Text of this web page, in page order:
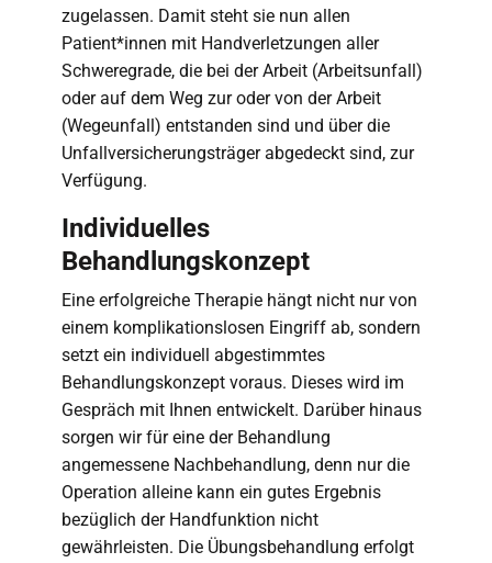
zugelassen. Damit steht sie nun allen
Patient*innen mit Handverletzungen aller
Schweregrade, die bei der Arbeit (Arbeitsunfall)
oder auf dem Weg zur oder von der Arbeit
(Wegeunfall) entstanden sind und über die
Unfallversicherungsträger abgedeckt sind, zur
Verfügung.
Individuelles
Behandlungskonzept
Eine erfolgreiche Therapie hängt nicht nur von
einem komplikationslosen Eingriff ab, sondern
setzt ein individuell abgestimmtes
Behandlungskonzept voraus. Dieses wird im
Gespräch mit Ihnen entwickelt. Darüber hinaus
sorgen wir für eine der Behandlung
angemessene Nachbehandlung, denn nur die
Operation alleine kann ein gutes Ergebnis
bezüglich der Handfunktion nicht
gewährleisten. Die Übungsbehandlung erfolgt